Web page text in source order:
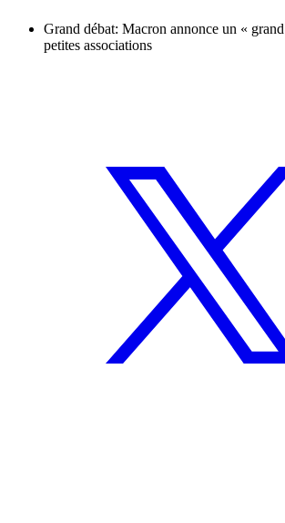
Grand débat: Macron annonce un «
petites associations